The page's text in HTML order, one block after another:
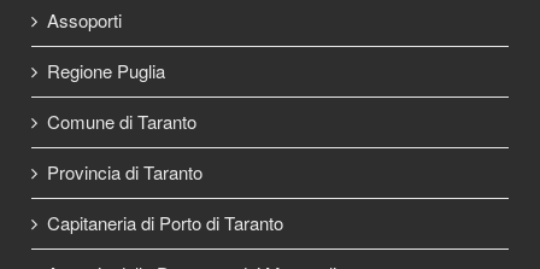
Assoporti
Regione Puglia
Comune di Taranto
Provincia di Taranto
Capitaneria di Porto di Taranto